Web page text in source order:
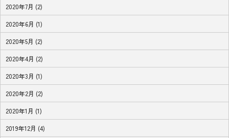
2020年7月 (2)
2020年6月 (1)
2020年5月 (2)
2020年4月 (2)
2020年3月 (1)
2020年2月 (2)
2020年1月 (1)
2019年12月 (4)